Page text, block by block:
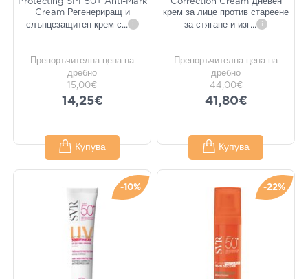
Cream Регенериращ и
слънцезащитен крем с... i
Препоръчителна цена на
дребно
15,00€
14,25€
Купува
крем за лице против стареене
за стягане и изг... i
Препоръчителна цена на
дребно
44,00€
41,80€
Купува
-10% -22%